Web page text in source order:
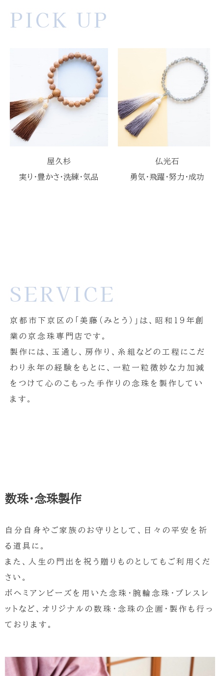
PICK UP
屋久杉
実り・豊かさ・洗練・気品
仏光石
勇気・飛躍・努力・成功
SERVICE
京都市下京区の「美藤（みとう）」は、昭和１９年創
業の京念珠専門店です。
製作には、玉通し、房作り、糸組などの工程にこだ
わり永年の経験をもとに、一粒一粒微妙な力加減
をつけて心のこもった手作りの念珠を製作してい
ます。
数珠・念珠製作
自分自身やご家族のお守りとして、日々の平安を祈
る道具に。
また、人生の門出を祝う贈りものとしてもご利用くだ
さい。
ボヘミアンビーズを用いた念珠・腕輪念珠・ブレスレ
ットなど、オリジナルの数珠・念珠の企画・製作も行っ
ております。